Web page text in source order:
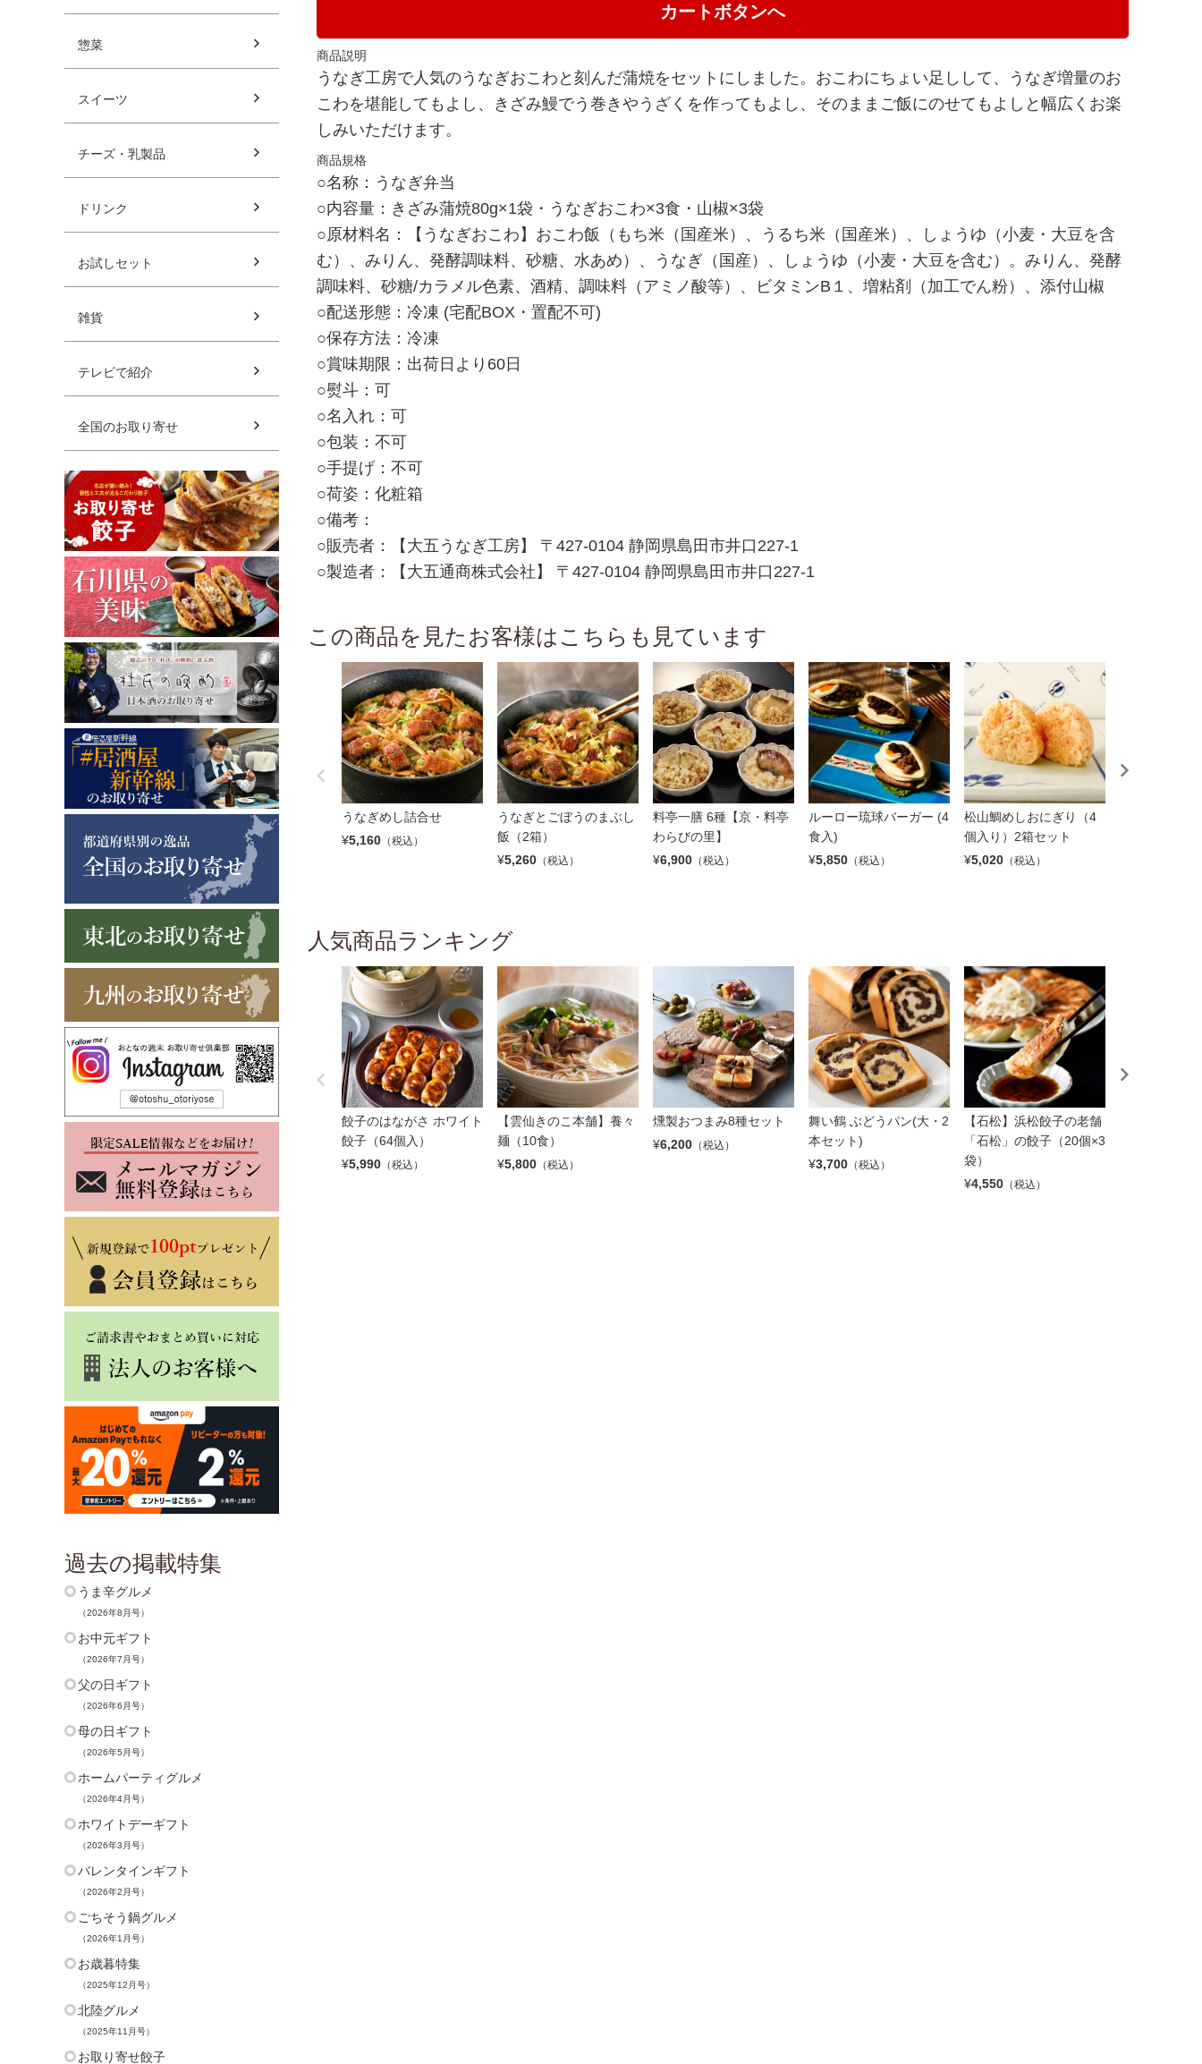
惣菜
スイーツ
チーズ・乳製品
ドリンク
お試しセット
雑貨
テレビで紹介
全国のお取り寄せ
過去の掲載特集
うま辛グルメ
（2026年8月号）
お中元ギフト
（2026年7月号）
父の日ギフト
（2026年6月号）
母の日ギフト
（2026年5月号）
ホームパーティグルメ
（2026年4月号）
ホワイトデーギフト
（2026年3月号）
バレンタインギフト
（2026年2月号）
ごちそう鍋グルメ
（2026年1月号）
お歳暮特集
（2025年12月号）
北陸グルメ
（2025年11月号）
お取り寄せ餃子
カートボタンへ
商品説明
うなぎ工房で人気のうなぎおこわと刻んだ蒲焼をセットにしました。おこわにちょい足しして、うなぎ増量のお
こわを堪能してもよし、きざみ鰻でう巻きやうざくを作ってもよし、そのままご飯にのせてもよしと幅広くお楽
しみいただけます。
商品規格
○名称：うなぎ弁当
○内容量：きざみ蒲焼80g×1袋・うなぎおこわ×3食・山椒×3袋
○原材料名：【うなぎおこわ】おこわ飯（もち米（国産米）、うるち米（国産米）、しょうゆ（小麦・大豆を含
む）、みりん、発酵調味料、砂糖、水あめ）、うなぎ（国産）、しょうゆ（小麦・大豆を含む）。みりん、発酵
調味料、砂糖/カラメル色素、酒精、調味料（アミノ酸等）、ビタミンB１、増粘剤（加工でん粉）、添付山椒
○配送形態：冷凍 (宅配BOX・置配不可)
○保存方法：冷凍
○賞味期限：出荷日より60日
○熨斗：可
○名入れ：可
○包装：不可
○手提げ：不可
○荷姿：化粧箱
○備考：
○販売者：【大五うなぎ工房】 〒427-0104 静岡県島田市井口227-1
○製造者：【大五通商株式会社】 〒427-0104 静岡県島田市井口227-1
この商品を見たお客様はこちらも見ています
うなぎめし詰合せ
¥5,160 （税込）
うなぎとごぼうのまぶし
飯（2箱）
¥5,260 （税込）
料亭一膳 6種【京・料亭
わらびの里】
¥6,900 （税込）
ルーロー琉球バーガー (4
食入)
¥5,850 （税込）
松山鯛めしおにぎり（4
個入り）2箱セット
¥5,020 （税込）
人気商品ランキング
餃子のはながさ ホワイト
餃子（64個入）
¥5,990 （税込）
【雲仙きのこ本舗】養々
麺（10食）
¥5,800 （税込）
燻製おつまみ8種セット
¥6,200 （税込）
舞い鶴 ぶどうパン(大・2
本セット)
¥3,700 （税込）
【石松】浜松餃子の老舗
「石松」の餃子（20個×3
袋）
¥4,550 （税込）